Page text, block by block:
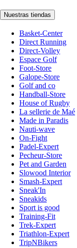
Nuestras tiendas
Basket-Center
Direct Running
Direct-Volley
Espace Golf
Foot-Store
Galope-Store
Golf and co
Handball-Store
House of Rugby
La sellerie de Maé
Made in Paradis
Nauti-wave
On-Fight
Padel-Expert
Pecheur-Store
Pet and Garden
Slowood Interior
Smash-Expert
Sneak'In
Sneakids
Sport is good
Training-Fit
Trek-Expert
Triathlon-Expert
TripNBikers